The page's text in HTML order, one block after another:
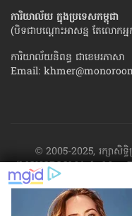
ការិយាល័យ ក្នុង​ប្រទេស​កម្ពុជា
(បិទជាបណ្ដោះអាសន្ន តែលោកអ្
ការិយាល័យនិពន្ធ ជាខេមរភាសា
Email:
© 2005-2025, រក្សាសិទ្
(MONOROOM.info Mag
ទាំង​អស់ ​នៃ​ការ​ផ្សាយ​របស់​ទស្
លើក្រដាស ឬតាម​ប្រព័ន្ធ​អេឡិ
អេឡិចត្រូនិច - សរសេរ​ឡើង​